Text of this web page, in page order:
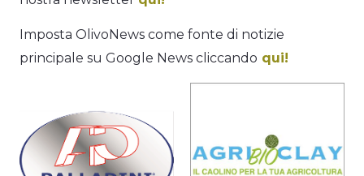
Imposta OlivoNews come fonte di notizie
principale su Google News cliccando qui!